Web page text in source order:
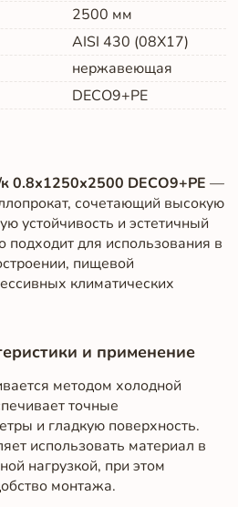
2500 мм
AISI 430 (08Х17)
нержавеющая
DECO9+PE
0.8х1250х2500 DECO9+PE —
сочетающий высокую
устойчивость и эстетичный
для использования в
пищевой
климатических
и применение
методом холодной
точные
и гладкую поверхность.
использовать материал в
нагрузкой, при этом
монтажа.